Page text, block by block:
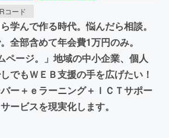
コード
学んで作る時代。悩んだら相談。
全部含めて年会費1万円のみ。
ページ。」地域の中小企業、個人
でもＷＥＢ支援の手を広げたい！
ー＋ｅラーニング＋ＩＣＴサポー
ービスを現実化します。